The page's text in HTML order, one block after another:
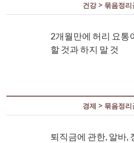
건강 > 묶음정리
2개월만에 허리 요통
할 것과 하지 말 것
경제 > 묶음정리
퇴직금에 관한, 알바,